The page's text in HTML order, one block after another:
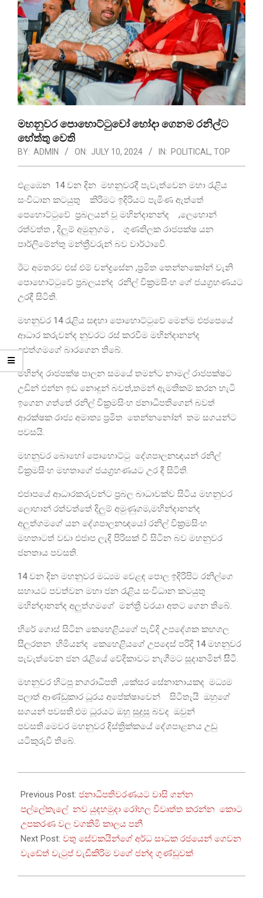
මහනුවර පොහොට්ටුවෝ හෝදා ගෙනම රනිල්ට
හේත්තු වෙති
BY: ADMIN ON: JULY 10, 2024 IN: POLITICAL, TOP
එළඹෙන 14 වන දින මහනුවරදී පැවැත්වෙන මහා රැළිය
සංවිධාන කටයුතු කිරිමට ඉදිරියට පැමිණ ඇත්තේ
පෙහොට්ටුවේ ප්‍රබලයන් වූ මහින්දානන්ද ,ලෙහොන්
රත්වත්ත , දිලුම් අමුනුගම , ගුණතිලක රාජපක්ෂ යන
පාර්ලිමේන්තු මන්ත්‍රීවරුන් බව වාර්ථාවෙි.
ඊට අමතරව එස් එම් චන්ද්‍රසේන ,ප්‍රමිත තෙන්නකෝන් වැනි
පොහොට්ටුවේ ප්‍රබලයන්ද රනිල් වික්‍රමසිංහ ගේ ජයග්‍රහණයට
උරදී සිටිති.
මහනුවර 14 රැළිය සඳහා පොහොට්ටුවේ මෙන්ම එජපෙයේ
ආධාර කරුවන්ද නුවරට රස් කරවීම මහින්දානන්ද
අළුත්ගමගේ බාරගෙන තිබේ.
මහින්ද රාජපක්ෂ පාලන සමයේ තමන්ට නාමල් රාජපක්ෂට
උඩින් එන්න ඉඩ නොදුන් බවත්,තමන් ඇමතිකම් කරන හැටි
ඉගෙන ගත්තේ රනිල් වික්‍රමසිංහ ජනාධිපතිගෙන් බවත්
ආරක්ෂක රාජ්‍ය අමාත්‍ය ප්‍රමිත තෙන්නනෝන් තම සගයන්ට
පවසයි.
මහනුවර බොහෝ පොහොට්ටු දේශපාලනඥයන් රනිල්
වික්‍රමසිංහ මහතාගේ ජයග්‍රහණයට උර දී සිටිති.
එජාපයේ ආධාරකරුවන්ට ප්‍රබල බාධාවක්ව සිටිය මහනුවර
ලොහාන් රත්වත්තේ දිලුම් අමුණුගම,මහින්දානන්ද
අලුත්ගමගේ යන දේශපාලනඥයෝ රනිල් වික්‍රමසිංහ
මහතාටත් වඩා එජාප ලැදි පිරිසක් වී සිටින බව මහනුවර
ජනතාය පවසති.
14 වන දින මහනුවර මධ්‍යම වෙළඳ පොල ඉදිරිපිට රනිල්ගෙ
සහායට පවත්වන මහා ජන රැළිය සංවිධාන කටයුතු
මහින්දානන්ද අලුත්ගමගේ මන්ත්‍රී වරයා අතට ගෙන තිබේ.
හිරේ ගොස් සිටින කෙහෙළියගේ පැවිදි උපදේශක කහගල
සීලරතන හිමියන්ද කෙහෙළියගේ උපදෙස් පරිදි 14 මහනුවර
පැවැත්වෙන ජන රැළියේ වේදිකාවට නැගීමට සූදානමින් සිිටී.
මහනුවර හිටපු නගරාධිපති ,කේසර සේනානායකද මධ්‍යම
පලාත් ආණ්ඩුකාර ධූරය අපේක්ෂාවෙන් සිටිතැයි ඔහුගේ
සගයන් පවසති.එම ධූරයට ඔහු සුදුසු බවද ඔවුන්
පවසති.මෙවර මහනුවර දිස්ත්‍රික්කයේ දේශපාළනය උඩු
යටිකුරුවී තිබේ.
07-
10
Previous Post: ජනාධිපතිවරණයට වාසි ගන්න
පල්ලේකැලේ නව යුදහමුදා රෝහල විවෘත්ත කරන්න කොට
උපකරණ වල වගකිමි කාලය පනී
Next Post: වතු සේවකයින්ගේ අර්ධ සාධක රජයෙන් ගෙවන
වැඩේත් වැටුප් වැඩිකිරිම වගේ ජන්ද ගුණ්ඩුවක්